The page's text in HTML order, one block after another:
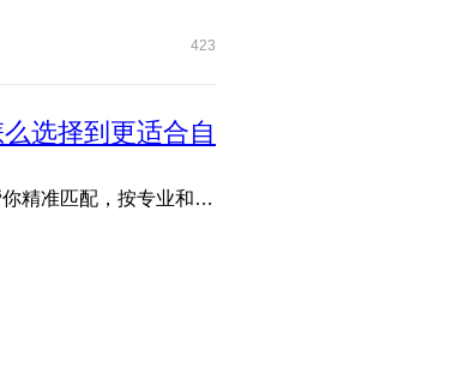
423
选择到更适合自
文管生、理工生需求各不同：写论文、剪视频、编程、建模……如何选配置？下图帮你精准匹配，按专业和预算轻松抄作 ...